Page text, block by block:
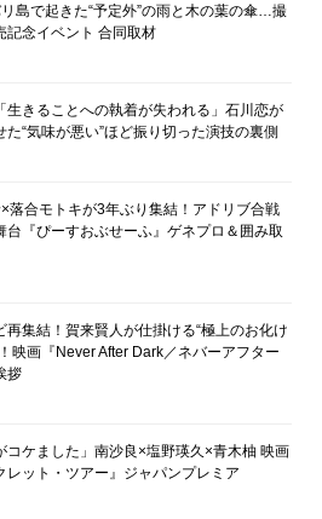
リ島で起きた“予定外”の雨と木の葉の傘…撮
記念イベント 合同取材
生きることへの執着が失われる」石川恋が
“気味が悪い”ほど振り切った演技の裏側
落合モトキが3年ぶり集結！アドリブ合戦
台『ぴーすおぶせーふ』ゲネプロ＆囲み取
再集結！賀来賢人が仕掛ける“極上のお化け
映画『Never After Dark／ネバーアフター
拶
コケました」南沙良×塩野瑛久×青木柚 映画
レット・ツアー』ジャパンプレミア